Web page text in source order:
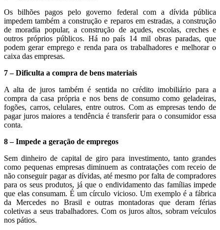
Os bilhões pagos pelo governo federal com a dívida pública
impedem também a construção e reparos em estradas, a construção
de moradia popular, a construção de açudes, escolas, creches e
outros próprios públicos. Há no país 14 mil obras paradas, que
podem gerar emprego e renda para os trabalhadores e melhorar o
caixa das empresas.
7 – Dificulta a compra de bens materiais
A alta de juros também é sentida no crédito imobiliário para a
compra da casa própria e nos bens de consumo como geladeiras,
fogões, carros, celulares, entre outros. Com as empresas tendo de
pagar juros maiores a tendência é transferir para o consumidor essa
conta.
8 – Impede a geração de empregos
Sem dinheiro de capital de giro para investimento, tanto grandes
como pequenas empresas diminuem as contratações com receio de
não conseguir pagar as dívidas, até mesmo por falta de compradores
para os seus produtos, já que o endividamento das famílias impede
que elas consumam. É um círculo vicioso. Um exemplo é a fábrica
da Mercedes no Brasil e outras montadoras que deram férias
coletivas a seus trabalhadores. Com os juros altos, sobram veículos
nos pátios.